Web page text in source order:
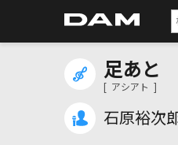
足あと
[ アシアト ]
石原裕次